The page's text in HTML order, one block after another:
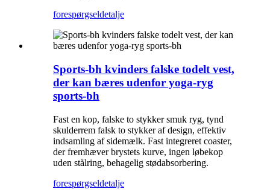
forespørgseldetalje
Sports-bh kvinders falske todelt vest,
der kan bæres udenfor yoga-ryg
sports-bh
Fast en kop, falske to stykker smuk ryg, tynd
skulderrem falsk to stykker af design, effektiv
indsamling af sidemælk. Fast integreret coaster,
der fremhæver brystets kurve, ingen løbekop
uden stålring, behagelig stødabsorbering.
forespørgseldetalje